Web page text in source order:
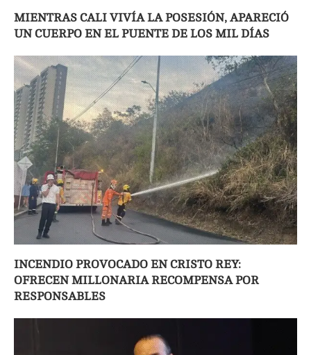
MIENTRAS CALI VIVÍA LA POSESIÓN, APARECIÓ
UN CUERPO EN EL PUENTE DE LOS MIL DÍAS
INCENDIO PROVOCADO EN CRISTO REY:
OFRECEN MILLONARIA RECOMPENSA POR
RESPONSABLES